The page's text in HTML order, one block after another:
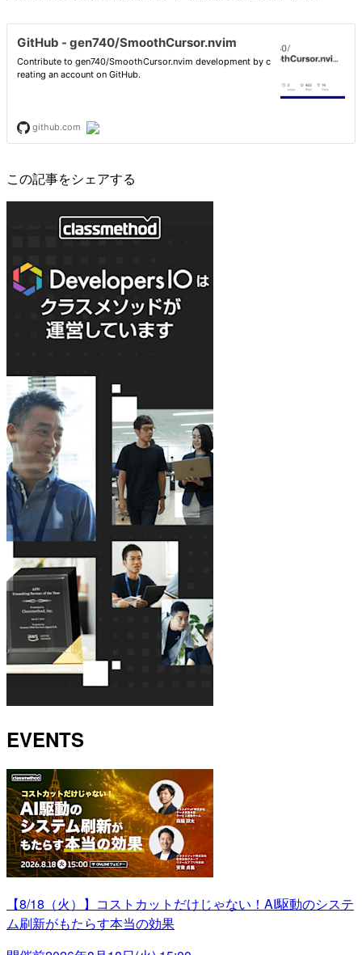
この記事をシェアする
EVENTS
【8/18（火）】コストカットだけじゃない！AI駆動のシステ
ム刷新がもたらす本当の効果